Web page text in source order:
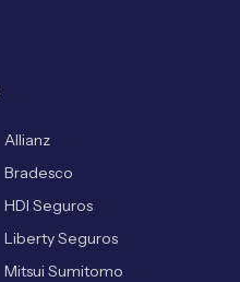
Allianz
Bradesco
HDI Seguros
Liberty Seguros
Mitsui Sumitomo